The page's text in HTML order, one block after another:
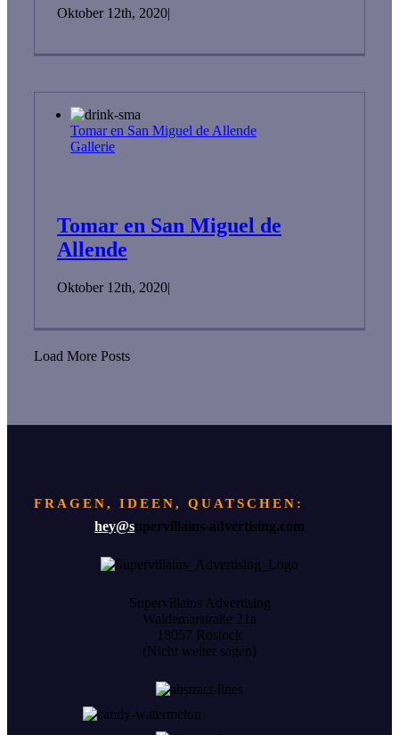
Oktober 12th, 2020|
Tomar en San Miguel de Allende
Gallerie
Tomar en San Miguel de
Allende
Oktober 12th, 2020|
Load More Posts
FRAGEN, IDEEN, QUATSCHEN:
hey@supervillains-advertising.com
Supervillains Advertising
Waldemarstraße 21a
18057 Rostock
(Nicht weiter sagen)